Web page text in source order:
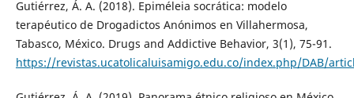
Gutiérrez, Á. A. (2018). Epiméleia socrática: modelo
terapéutico de Drogadictos Anónimos en Villahermosa,
Tabasco, México. Drugs and Addictive Behavior, 3(1), 75-91.
https://revistas.ucatolicaluisamigo.edu.co/index.php/DAB/